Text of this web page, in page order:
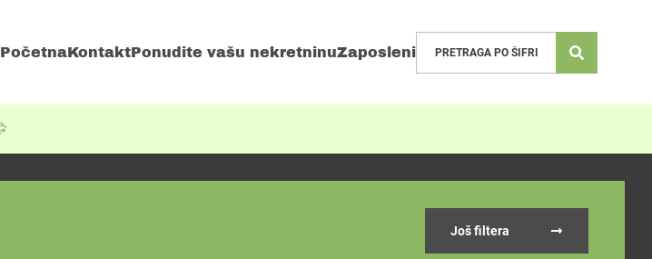
PočetnaKontaktPonudite vašu nekretninuZaposleni
Još filtera